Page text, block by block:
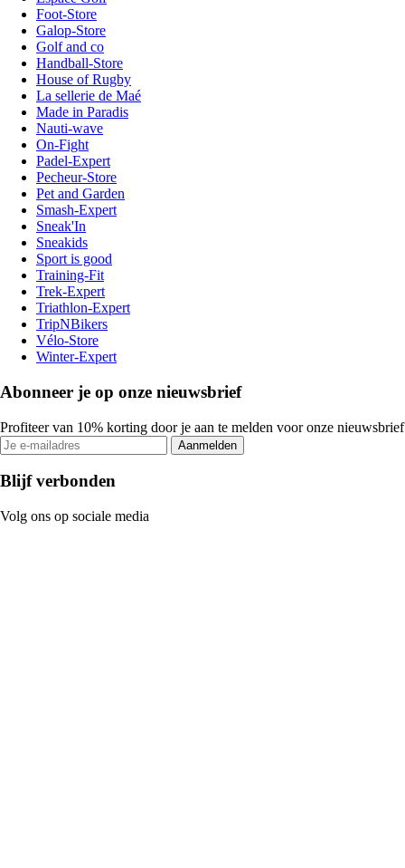
Foot-Store
Galop-Store
Golf and co
Handball-Store
House of Rugby
La sellerie de Maé
Made in Paradis
Nauti-wave
On-Fight
Padel-Expert
Pecheur-Store
Pet and Garden
Smash-Expert
Sneak'In
Sneakids
Sport is good
Training-Fit
Trek-Expert
Triathlon-Expert
TripNBikers
Vélo-Store
Winter-Expert
Abonneer je op onze nieuwsbrief
Profiteer van 10% korting door je aan te melden voor onze nieuwsbrief
Aanmelden
Blijf verbonden
Volg ons op sociale media